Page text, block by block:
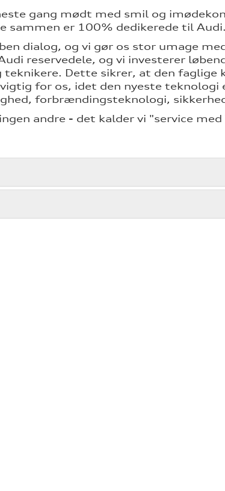
gang mødt med smil og
sammen er 100% dedikerede til Audi.
dialog, og vi gør os stor umage
reservedele, og vi investerer
teknikere. Dette sikrer, at den faglige
for os, idet den nyeste teknologi
forbrændingsteknologi,
andre - det kalder vi "service